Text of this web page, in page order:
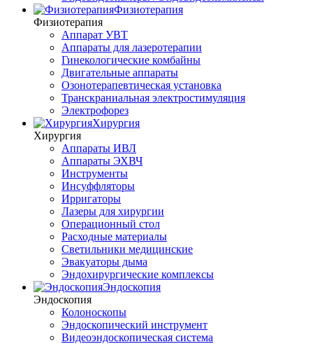
Физиотерапия
Физиотерапия
Аппарат УВТ
Аппараты для лазеротерапии
Гинекологические комбайны
Двигательные аппараты
Озонотерапевтическая установка
Транскраниальная электростимуляция
Электрофорез
Хирургия
Хирургия
Аппараты ИВЛ
Аппараты ЭХВЧ
Инструменты
Инсуффляторы
Ирригаторы
Лазеры для хирургии
Операционный стол
Расходные материалы
Светильники медицинские
Эвакуаторы дыма
Эндохирургические комплексы
Эндоскопия
Эндоскопия
Колоноскопы
Эндоскопический инструмент
Видеоэндоскопическая система